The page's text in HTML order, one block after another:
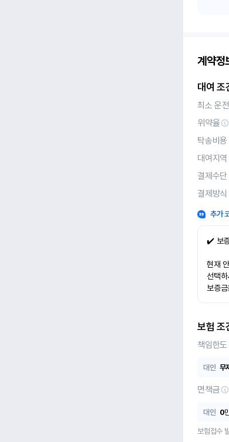
계약정
대여 조
최소 운
위약율
탁송비용
대여지역
결제수단
결제방식
추가
✔️ 보
현재
선택
보증
보험 조
책임한도
대인 무
면책금
대인 0
보험접수